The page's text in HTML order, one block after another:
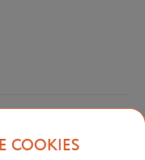
COOKIES